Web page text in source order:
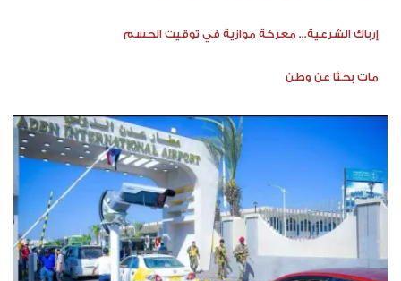
إرباك الشرعية... معركة موازية في توقيت الحسم
مات بحثًا عن وطن